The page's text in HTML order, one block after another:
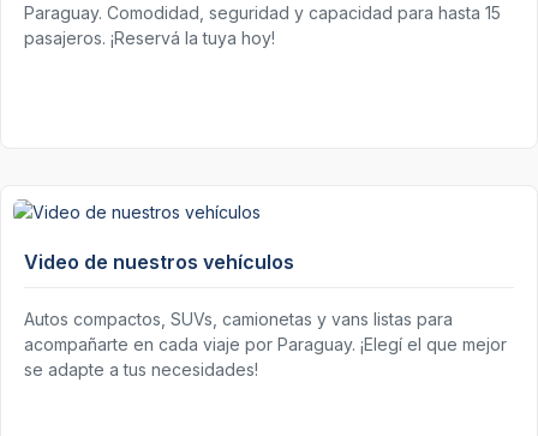
Paraguay. Comodidad, seguridad y capacidad para hasta 15
pasajeros. ¡Reservá la tuya hoy!
Video de nuestros vehículos
Autos compactos, SUVs, camionetas y vans listas para
acompañarte en cada viaje por Paraguay. ¡Elegí el que mejor
se adapte a tus necesidades!